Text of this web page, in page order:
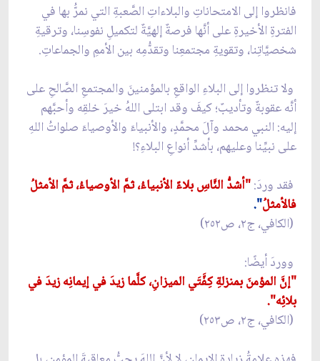
فانظروا إلى الامتحاناتِ والبلاءاتِ الصَّعبةِ التي نمرُّ بها في
الفترةِ الأخيرةِ على أنَّها فرصةٌ إلهيَّةٌ لتكميلِ نفوسِنا، وترقيةِ
شخصيَّاتِنا، وتقويةِ مجتمعِنا وتقدُّمِه بين الأممِ والجماعاتِ.
ولا تنظروا إلى البلاءِ الواقعِ بالمؤمنينَ والمجتمعِ الصَّالحِ على
أنَّه عقوبةٌ وتأديبٌ؛ كيفَ وقد ابتلى اللهُ خيرَ خلقِه وأحبَّهم
إليه: النبي محمد وآلَ محمَّدٍ، والأنبياءَ والأوصياءَ صلواتُ اللهِ
على نبيِّنا وعليهم، بأشدِّ أنواعِ البلاءِ؟!
فقد وردَ:"أشدُّ النَّاسِ بلاءً الأنبياءُ، ثمَّ الأوصياءُ، ثمَّ الأمثلُ
فالأمثلُ".
(الكافي، ج٢، ص٢٥٢)
ووردَ أيضًا:
"إنَّ المؤمنَ بمنزلةِ كِفَّتَي الميزانِ، كلَّما زيدَ في إيمانِه زيدَ في
بلائِه".
(الكافي، ج٢، ص٢٥٣)